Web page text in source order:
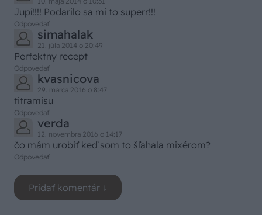
Jupí!!!! Podarilo sa mi to superr!!!
Odpovedať
simahalak
21. júla 2014 o 20:49
Perfektny recept
Odpovedať
kvasnicova
29. marca 2016 o 8:47
titramisu
Odpovedať
verda
12. novembra 2016 o 14:17
čo mám urobiť keď som to šľahala mixérom?
Odpovedať